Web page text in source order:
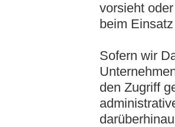
vorsieht
beim
Sofern wir
den Zugriff